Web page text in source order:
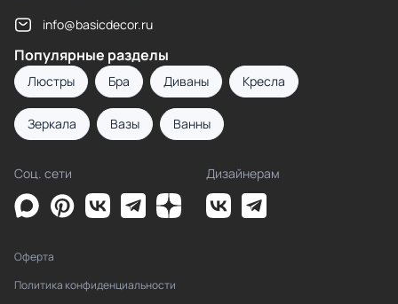
info@basicdecor.ru
Популярные разделы
Люстры Бра Диваны Кресла
Зеркала Вазы Ванны
Соц. сети Дизайнерам
Оферта
Политика конфиденциальности